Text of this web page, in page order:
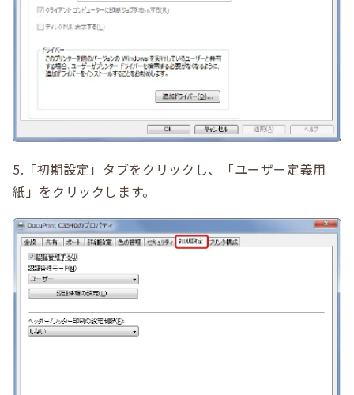
5.「初期設定」タブをクリックし、「ユーザー定義用
紙」をクリックします。